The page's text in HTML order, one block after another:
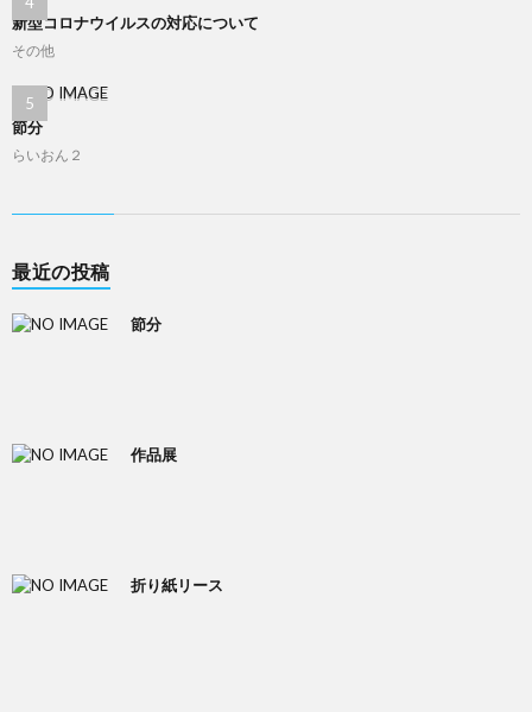
新型コロナウイルスの対応について
その他
節分
らいおん２
最近の投稿
節分
作品展
折り紙リース